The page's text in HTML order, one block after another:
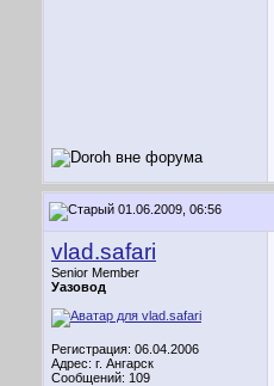
01.06.2009, 06:56
vlad.safari
Senior Member
Уазовод
Регистрация: 06.04.2006
Адрес: г. Ангарск
Сообщений: 109